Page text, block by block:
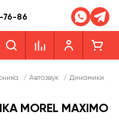
76-86
/ Автозвук / Динамики
MOREL MAXIMO